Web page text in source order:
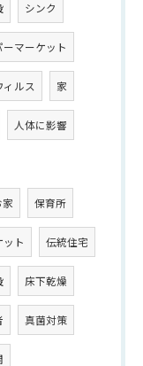
シンク
ーマーケット
ィルス 家
人体に影響
家 保育所
ット 伝統住宅
床下乾燥
真菌対策